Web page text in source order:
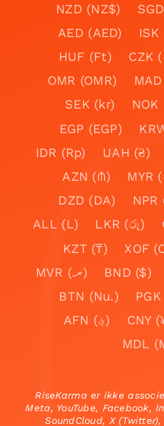
NZD (NZ$)
AED (AED)
ISK
HUF (Ft)
CZK
OMR (OMR)
SEK (kr)
NOK
EGP (EGP)
IDR (Rp)
UAH (₴)
AZN (₼)
MYR
DZD (DA)
ALL (L)
LKR (රු)
KZT (₸)
XOF
MVR (.ރ)
BND ($)
BTN (Nu.)
AFN (؋)
CNY
MDL
RiseKarma er ikke
Meta, YouTube, Facebook,
SoundCloud, X